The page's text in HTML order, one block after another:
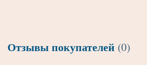
Отзывы покупателей (0)